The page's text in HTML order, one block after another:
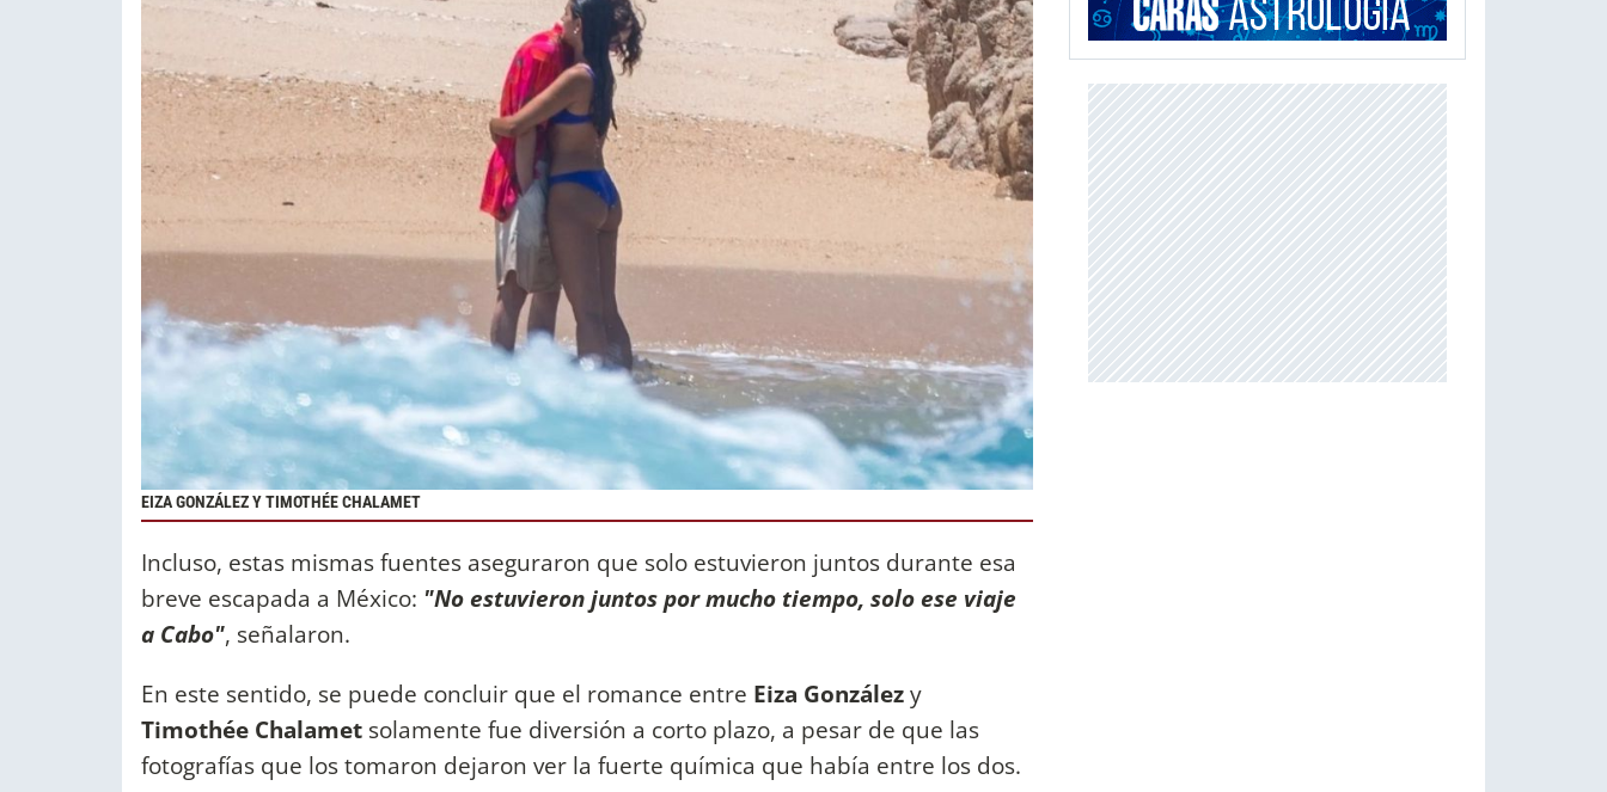
EIZA GONZÁLEZ Y TIMOTHÉE CHALAMET
Incluso, estas mismas fuentes aseguraron que solo estuvieron juntos durante esa
breve escapada a México: "No estuvieron juntos por mucho tiempo, solo ese viaje
a Cabo", señalaron.
En este sentido, se puede concluir que el romance entre Eiza Gonzálezy
Timothée Chalamet solamente fue diversión a corto plazo, a pesar de que las
fotografías que los tomaron dejaron ver la fuerte química que había entre los dos.